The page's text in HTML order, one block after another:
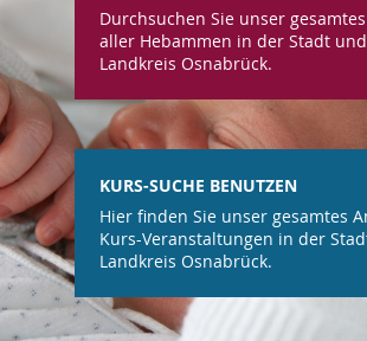
Durchsuchen Sie unser
aller Hebammen in der Stadt
Landkreis Osnabrück.
KURS-SUCHE BENUTZEN
Hier finden Sie unser gesamtes
Kurs-Veranstaltungen in der
Landkreis Osnabrück.